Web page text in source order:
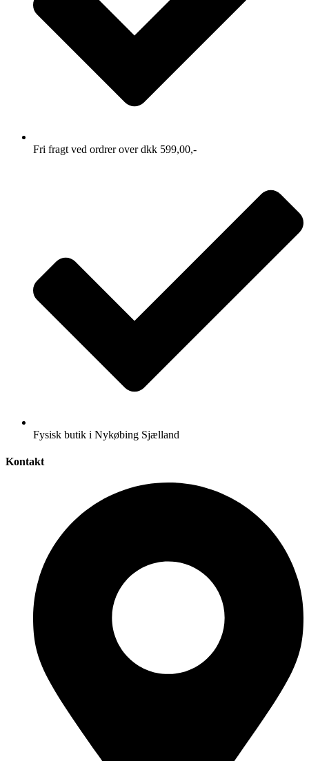
Fri fragt ved ordrer over dkk 599,00,-
Fysisk butik i Nykøbing Sjælland
Kontakt